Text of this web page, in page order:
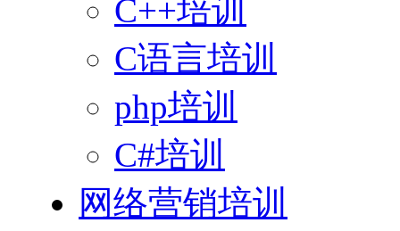
C++培训
C语言培训
php培训
C#培训
网络营销培训